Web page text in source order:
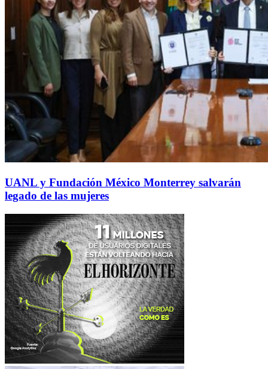
UANL y Fundación México Monterrey salvarán
legado de las mujeres